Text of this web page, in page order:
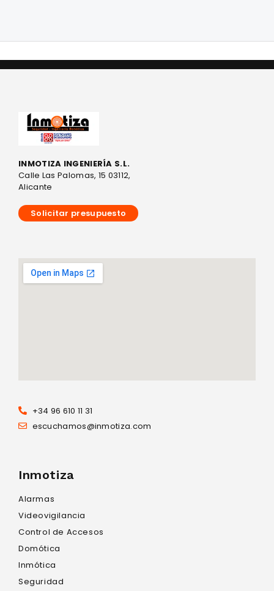
INMOTIZA INGENIERÍA S.L.
Calle Las Palomas, 15 03112,
Alicante
Solicitar presupuesto
+34 96 610 11 31
escuchamos@inmotiza.com
Inmotiza
Alarmas
Videovigilancia
Control de Accesos
Domótica
Inmótica
Seguridad